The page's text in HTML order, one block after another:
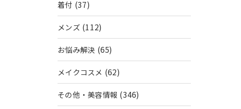
着付 (37)
メンズ (112)
お悩み解決 (65)
メイクコスメ (62)
その他・美容情報 (346)